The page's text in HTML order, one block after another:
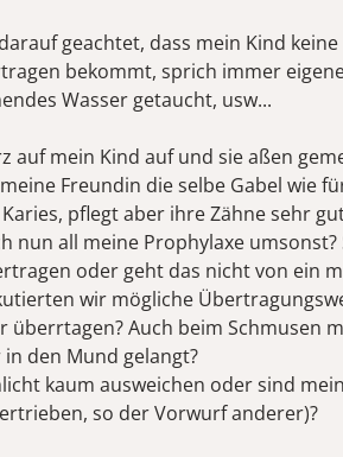
geachtet, dass mein Kind keine
bekommt, sprich immer
Wasser getaucht, usw...
auf mein Kind auf und sie aßen
Freundin die selbe Gabel wie
pflegt aber ihre Zähne sehr
nun all meine Prophylaxe umsonst?
oder geht das nicht von ein
wir mögliche
Auch beim Schmusen
den Mund gelangt?
kaum ausweichen oder sind
so der Vorwurf anderer)?